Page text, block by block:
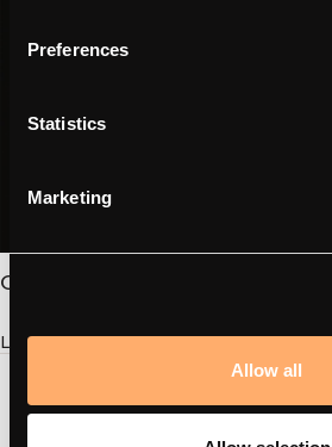
Preferences
Statistics
Marketing
Allow all
Om
Lär känna oss amina charging